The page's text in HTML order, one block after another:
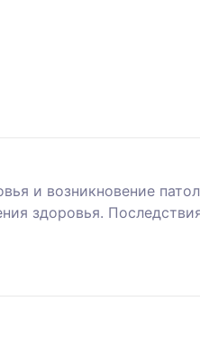
и возникновение
здоровья.